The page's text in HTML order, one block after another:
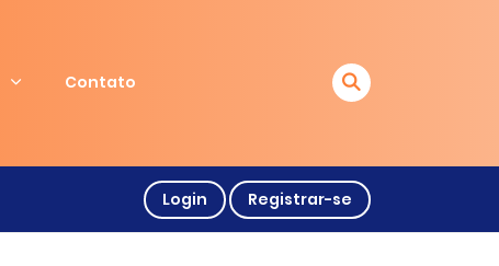
Contato
Login Registrar-se